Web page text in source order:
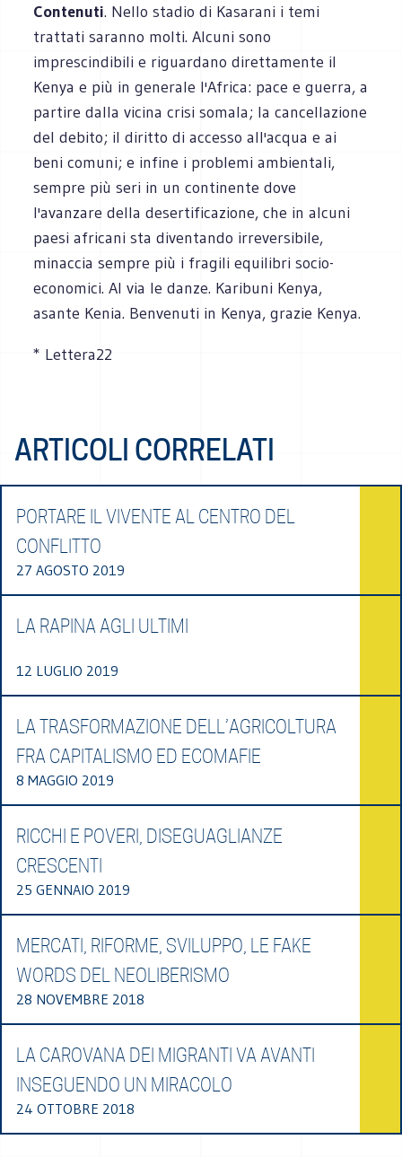
Contenuti. Nello stadio di Kasarani i temi
trattati saranno molti. Alcuni sono
imprescindibili e riguardano direttamente il
Kenya e più in generale l'Africa: pace e guerra, a
partire dalla vicina crisi somala; la cancellazione
del debito; il diritto di accesso all'acqua e ai
beni comuni; e infine i problemi ambientali,
sempre più seri in un continente dove
l'avanzare della desertificazione, che in alcuni
paesi africani sta diventando irreversibile,
minaccia sempre più i fragili equilibri socio-
economici. Al via le danze. Karibuni Kenya,
asante Kenia. Benvenuti in Kenya, grazie Kenya.
* Lettera22
ARTICOLI CORRELATI
PORTARE IL VIVENTE AL CENTRO DEL
CONFLITTO
27 AGOSTO 2019
LA RAPINA AGLI ULTIMI
12 LUGLIO 2019
LA TRASFORMAZIONE DELL’AGRICOLTURA
FRA CAPITALISMO ED ECOMAFIE
8 MAGGIO 2019
RICCHI E POVERI, DISEGUAGLIANZE
CRESCENTI
25 GENNAIO 2019
MERCATI, RIFORME, SVILUPPO, LE FAKE
WORDS DEL NEOLIBERISMO
28 NOVEMBRE 2018
LA CAROVANA DEI MIGRANTI VA AVANTI
INSEGUENDO UN MIRACOLO
24 OTTOBRE 2018